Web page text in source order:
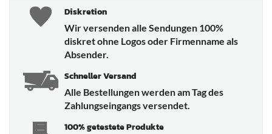
Diskretion
Wir versenden alle Sendungen 100%
diskret ohne Logos oder Firmenname als
Absender.
Schneller Versand
Alle Bestellungen werden am Tag des
Zahlungseingangs versendet.
100% getestete Produkte